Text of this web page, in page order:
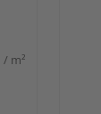
/ m²